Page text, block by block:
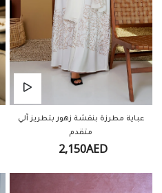
عباية مطرزة بنقشة زهور بتطريز آلي
متقدم
2,150AED